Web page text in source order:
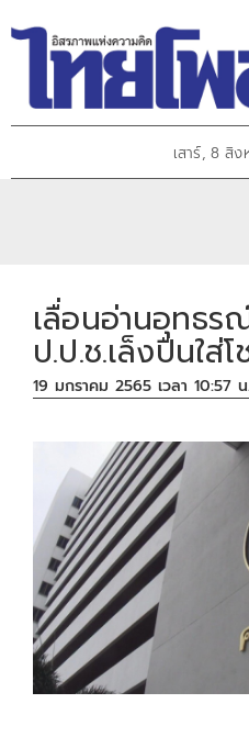
เสาร์, 8 สิ
เลื่อนอ่านอุทธร
ป.ป.ช.เล็งปืนใส่
19 มกราคม 2565 เวลา 10:57 น.